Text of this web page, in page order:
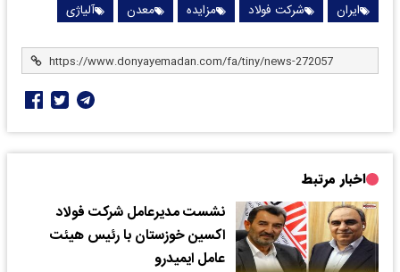
ایران شرکت فولاد مزایده معدن آلیاژی
اخبار مرتبط
نشست مدیرعامل شرکت فولاد
اکسین خوزستان با رئیس هیئت
عامل ایمیدرو